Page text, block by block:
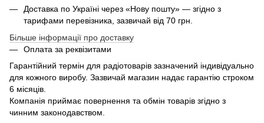
Доставка по Україні через «Нову пошту» — згідно з
тарифами перевізника, зазвичай від 70 грн.
Більше інформації про доставку
Оплата за реквізитами
Гарантійний термін для радіотоварів зазначений індивідуально
для кожного виробу. Зазвичай магазин надає гарантію строком
6 місяців.
Компанія приймає повернення та обмін товарів згідно з
чинним законодавством.